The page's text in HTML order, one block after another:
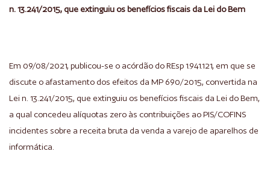
n. 13.241/2015, que extinguiu os benefícios fiscais da Lei do Bem
Em 09/08/2021, publicou-se o acórdão do REsp 1.941.121, em que se
discute o afastamento dos efeitos da MP 690/2015, convertida na
Lei n. 13.241/2015, que extinguiu os benefícios fiscais da Lei do Bem,
a qual concedeu alíquotas zero às contribuições ao PIS/COFINS
incidentes sobre a receita bruta da venda a varejo de aparelhos de
informática.